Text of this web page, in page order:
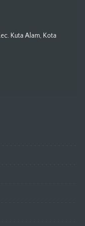
Kuta Alam, Kota